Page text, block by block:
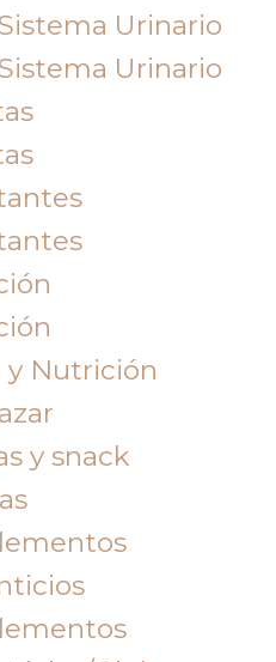
Urinario
Urinario
Nutrición
y snack